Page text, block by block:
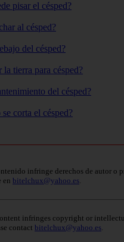
pisar el césped?
al césped?
del césped?
tierra para césped?
del césped?
corta el césped?
infringe derechos de autor o
en bitelchux@yahoo.es.
infringes copyright or
contact bitelchux@yahoo.es.